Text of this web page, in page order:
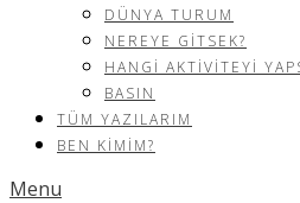
DÜNYA TURUM
NEREYE GITSEK?
HANGI AKTIVITEYI
BASIN
TÜM YAZILARIM
BEN KIMIM?
Menu